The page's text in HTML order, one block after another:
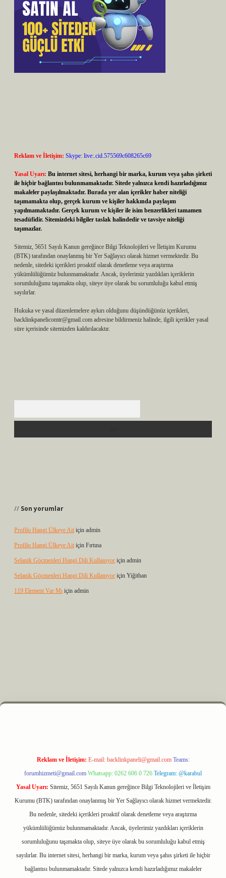
Reklam ve İletişim: Skype: live:.cid.575569c608265c69
Yasal Uyarı: Bu internet sitesi, herhangi bir marka, kurum veya şahıs şirketi
ile hiçbir bağlantısı bulunmamaktadır. Sitede yalnızca kendi hazırladığımız
makaleler paylaşılmaktadır. Burada yer alan içerikler haber niteliği
taşımamakta olup, gerçek kurum ve kişiler hakkında paylaşım
yapılmamaktadır. Gerçek kurum ve kişiler ile isim benzerlikleri tamamen
tesadüfidir. Sitemizdeki bilgiler taslak halindedir ve tavsiye niteliği
taşımazlar.
Sitemiz, 5651 Sayılı Kanun gereğince Bilgi Teknolojileri ve İletişim Kurumu
(BTK) tarafından onaylanmış bir Yer Sağlayıcı olarak hizmet vermektedir. Bu
nedenle, sitedeki içerikleri proaktif olarak denetleme veya araştırma
yükümlülüğümüz bulunmamaktadır. Ancak, üyelerimiz yazdıkları içeriklerin
sorumluluğunu taşımakta olup, siteye üye olarak bu sorumluluğu kabul etmiş
sayılırlar.
Hukuka ve yasal düzenlemelere aykırı olduğunu düşündüğünüz içerikleri,
backlinkpanelicomtr@gmail.com adresine bildirmeniz halinde, ilgili içerikler yasal
süre içerisinde sitemizden kaldırılacaktır.
Son yorumlar
Profilo Hangi Ülkeye Ait için admin
Profilo Hangi Ülkeye Ait için Fırtına
Selanik Göçmenleri Hangi Dili Kullanıyor için admin
Selanik Göçmenleri Hangi Dili Kullanıyor için Yiğithan
119 Element Var Mı için admin
m elexbet
Reklam ve İletişim: E-mail: backlinkpaneli@gmail.com Teams:
forumhizmeti@gmail.com Whatsapp: 0262 606 0 726 Telegram: @karabul
Yasal Uyarı: Sitemiz, 5651 Sayılı Kanun gereğince Bilgi Teknolojileri ve İletişim
Kurumu (BTK) tarafından onaylanmış bir Yer Sağlayıcı olarak hizmet vermektedir.
Bu nedenle, sitedeki içerikleri proaktif olarak denetleme veya araştırma
yükümlülüğümüz bulunmamaktadır. Ancak, üyelerimiz yazdıkları içeriklerin
sorumluluğunu taşımakta olup, siteye üye olarak bu sorumluluğu kabul etmiş
sayılırlar. Bu internet sitesi, herhangi bir marka, kurum veya şahıs şirketi ile hiçbir
bağlantısı bulunmamaktadır. Sitede yalnızca kendi hazırladığımız makaleler